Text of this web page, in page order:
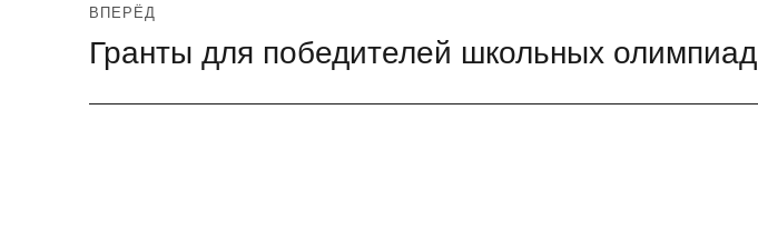
ВПЕРЁД
Следующая
запись:
Гранты для победителей школьных олимпиад